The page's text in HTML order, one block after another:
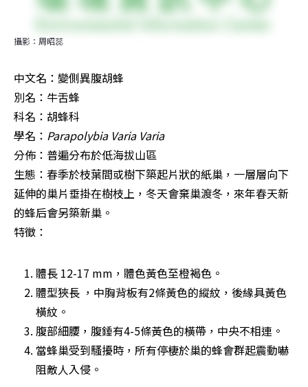
攝影：周昭蕊
中文名：變側異腹胡蜂
別名：牛舌蜂
科名：胡蜂科
學名： Parapolybia Varia Varia
分佈：普遍分布於低海拔山區
生態：春季於枝葉間或樹下築起片狀的紙巢，一層層向下
延伸的巢片垂掛在樹枝上，冬天會棄巢渡冬，來年春天新
的蜂后會另築新巢。
特徵：
體長 12-17 mm，體色黃色至橙褐色。
體型狹長 ，中胸背板有2條黃色的縱紋，後緣具黃色
橫紋。
腹部細腰，腹錘有4-5條黃色的橫帶，中央不相連。
當蜂巢受到騷擾時，所有停棲於巢的蜂會群起震動嚇
阻敵人入侵。